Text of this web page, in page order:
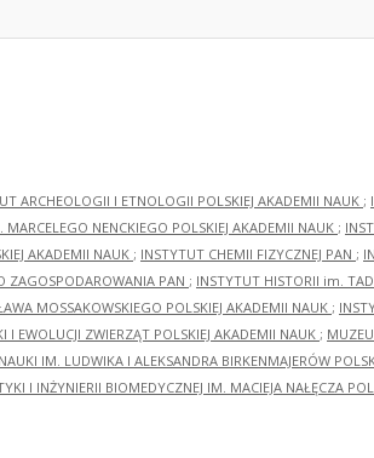
ARCHEOLOGII I ETNOLOGII POLSKIEJ AKADEMII NAUK ;
NENCKIEGO POLSKIEJ AKADEMII NAUK ;
AKADEMII NAUK ; INSTYTUT CHEMII FIZYCZNEJ PAN ;
ZAGOSPODAROWANIA PAN ; INSTYTUT HISTORII im.
MOSSAKOWSKIEGO POLSKIEJ AKADEMII NAUK ;
I EWOLUCJI ZWIERZĄT POLSKIEJ AKADEMII NAUK ;
IM. LUDWIKA I ALEKSANDRA BIRKENMAJERÓW
I INŻYNIERII BIOMEDYCZNEJ IM. MACIEJA NAŁĘCZA